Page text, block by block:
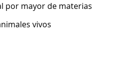
por mayor de materias
vivos